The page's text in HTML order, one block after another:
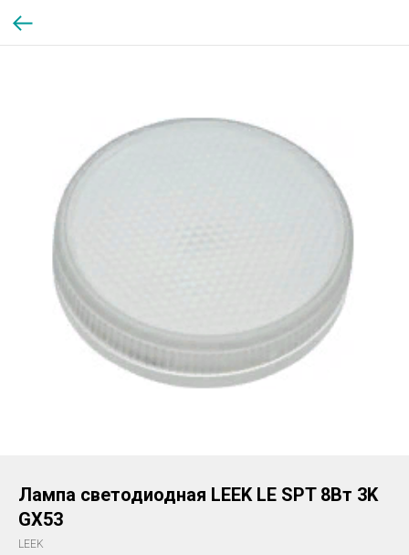
Лампа светодиодная LEEK LE SPT 8Вт 3K
GX53
LEEK